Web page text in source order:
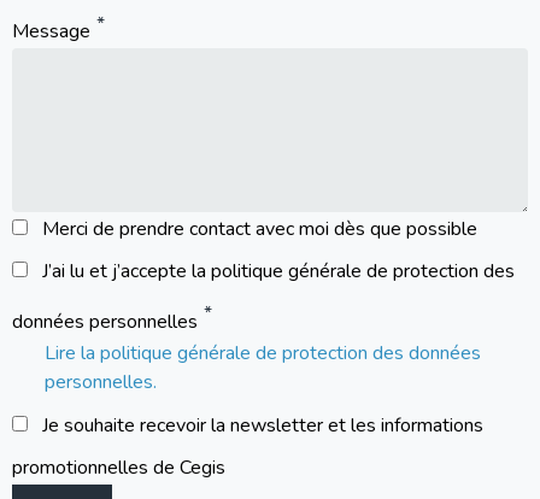
Message
Merci de prendre contact avec moi dès que possible
J’ai lu et j’accepte la politique générale de protection des
données personnelles
Lire la politique générale de protection des données
personnelles.
Je souhaite recevoir la newsletter et les informations
promotionnelles de Cegis